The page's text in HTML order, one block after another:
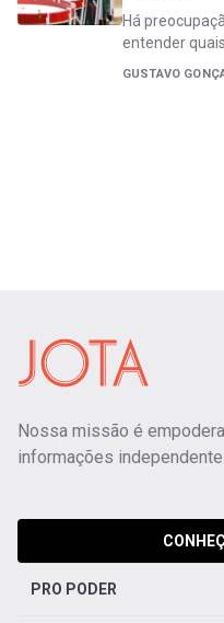
Há
entender
GUSTAVO
Nossa missão é
informações
PRO PODER